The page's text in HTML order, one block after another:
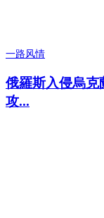
一路风情
俄羅斯入侵烏克
攻...